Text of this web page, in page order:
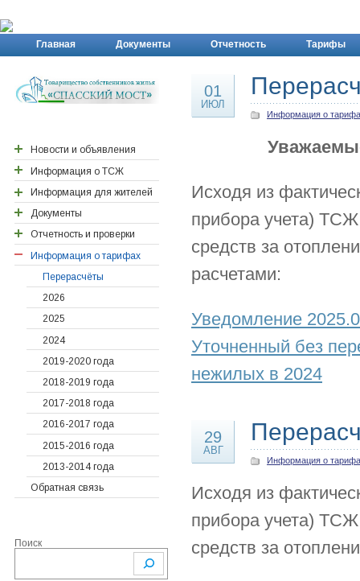
Главная Документы Отчетность Тарифы
Новости и объявления
Новости района ПП
Новости Спасского
моста
Информация о ТСЖ
Реквизиты ТСЖ
Контактная информация
Правление ТСЖ
Персонал ТСЖ
Ревизионная комиссия
Счетная комиссия
Информация для жителей
Важные адреса
Детские сады
Поликлинника
Документы новоселам
Документы
Договора действующие
Договора архивные/
исполненные
Общие собрания
2026
2024
2023
Предыдущие года
2022
2021
2020
2019
2018
2015
Собрания правления
Уставные документы
Расчеты с поставщиками
2020
2019
2018
2017
Предыдущие года
2016
2013
Судебные решения
Гарантийные
обязательства
Письма и претензии
Прочие документы
Показания счетчиков
ОДН, ОДПУ
Отчетность и проверки
Годовые отчеты
Отчеты ревизионной
комиссии
Сметы затрат
Проверки ТСЖ
Информация о тарифах
Перерасчёты
2026
2025
2024
2019-2020 года
2018-2019 года
2017-2018 года
2016-2017 года
2015-2016 года
2013-2014 года
Обратная связь
Поиск
01
ИЮЛ
Информация о
Исходя из
прибора учета) ТСЖ
средств за
расчетами:
Уведомление
Уточненный без
нежилых в 2024
29
АВГ
Информация о
Исходя из
прибора учета) ТСЖ
средств за